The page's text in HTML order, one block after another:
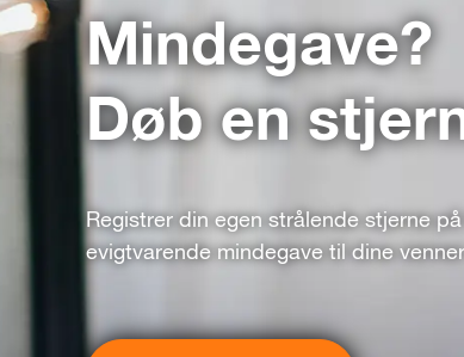
Mindegave?
Døb en
Registrer din egen strålende stjerne
evigtvarende mindegave til dine